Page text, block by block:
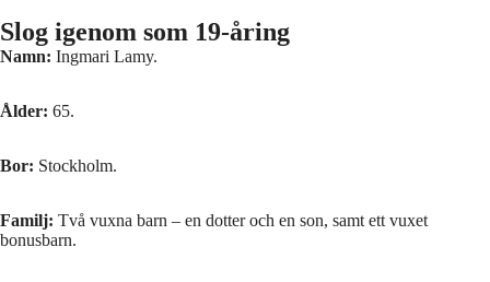
Slog igenom som 19-åring
Namn: Ingmari Lamy.
Ålder: 65.
Bor: Stockholm.
Familj: Två vuxna barn – en dotter och en son, samt ett vuxet
bonusbarn.